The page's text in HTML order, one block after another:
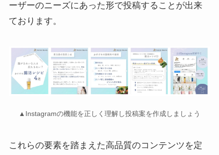
ーザーのニーズにあった形で投稿することが出来
ております。
▲Instagramの機能を正しく理解し投稿案を作成しましょう
これらの要素を踏まえた高品質のコンテンツを定